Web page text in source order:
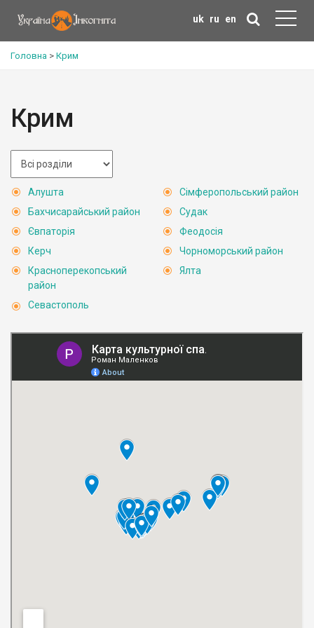
uk ru en
Головна > Крим
Крим
Алушта
Бахчисарайський район
Євпаторія
Керч
Красноперекопський
район
Севастополь
Сімферопольський район
Судак
Феодосія
Чорноморський район
Ялта